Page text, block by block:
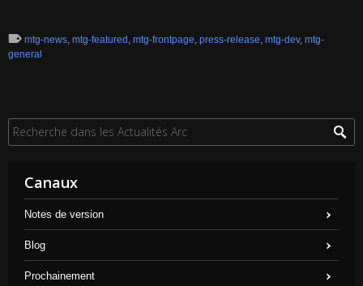
mtg-news, mtg-featured, mtg-frontpage, press-release, mtg-dev, mtg-
general
Canaux
Notes de version
Blog
Prochainement